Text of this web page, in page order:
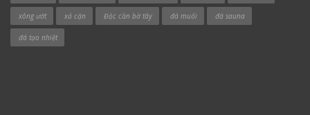
xông ướt xả cặn Độc cần bờ tây đá muối đá sauna
đá tạo nhiệt